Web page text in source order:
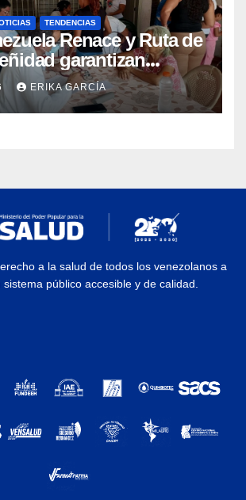
TENDENCIAS
Renace y Ruta de
garantizan
integral en
ERIKA GARCÍA
a la salud de todos los venezolanos a
público accesible y de calidad.